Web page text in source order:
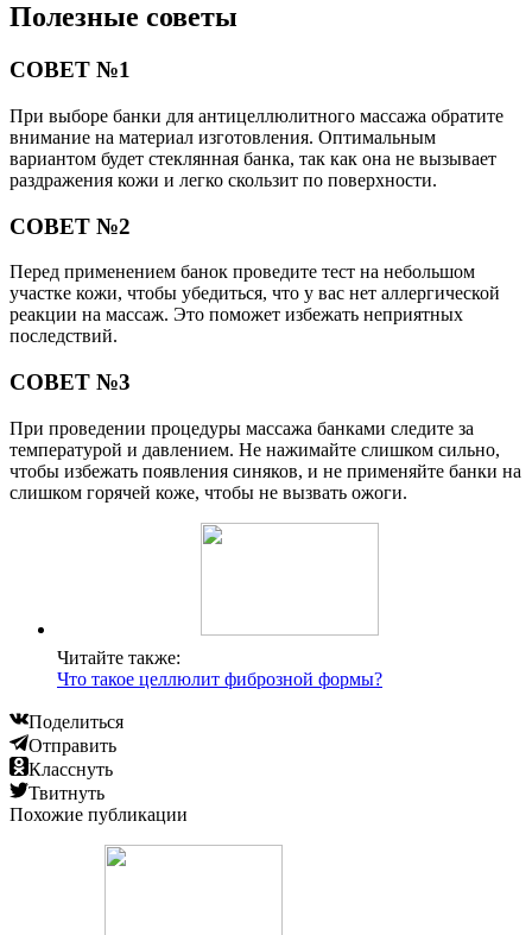
Полезные советы
СОВЕТ №1
При выборе банки для антицеллюлитного массажа обратите
внимание на материал изготовления. Оптимальным
вариантом будет стеклянная банка, так как она не вызывает
раздражения кожи и легко скользит по поверхности.
СОВЕТ №2
Перед применением банок проведите тест на небольшом
участке кожи, чтобы убедиться, что у вас нет аллергической
реакции на массаж. Это поможет избежать неприятных
последствий.
СОВЕТ №3
При проведении процедуры массажа банками следите за
температурой и давлением. Не нажимайте слишком сильно,
чтобы избежать появления синяков, и не применяйте банки на
слишком горячей коже, чтобы не вызвать ожоги.
Читайте также:
Что такое целлюлит фиброзной формы?
Поделиться
Отправить
Класснуть
Твитнуть
Похожие публикации